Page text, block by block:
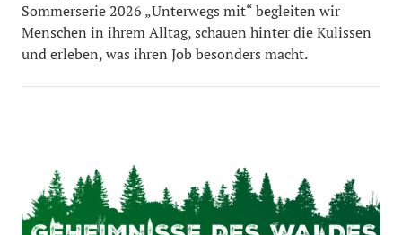
Sommerserie 2026 „Unterwegs mit“ begleiten wir
Menschen in ihrem Alltag, schauen hinter die Kulissen
und erleben, was ihren Job besonders macht.